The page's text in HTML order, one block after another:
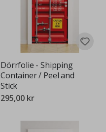
Dörrfolie - Shipping
Container / Peel and
Stick
295,00 kr